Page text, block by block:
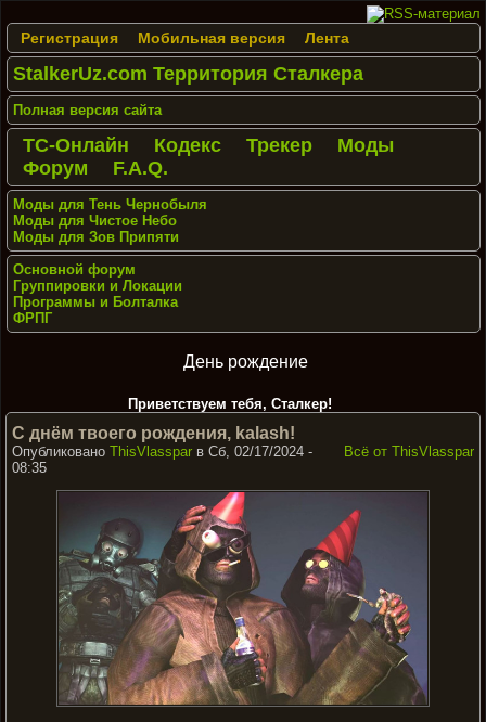
Регистрация Мобильная версия Лента
StalkerUz.com Территория Сталкера
Полная версия сайта
ТС-Онлайн Кодекс Трекер
Моды
Форум
F.A.Q.
Моды для Тень Чернобыля
Моды для Чистое Небо
Моды для Зов Припяти
Основной форум
Группировки и Локации
Программы и Болталка
ФРПГ
День рождение
Приветствуем тебя, Сталкер!
С днём твоего рождения, kalash!
Всё от ThisVlasspar
Опубликовано ThisVlasspar в Сб, 02/17/2024 -
08:35